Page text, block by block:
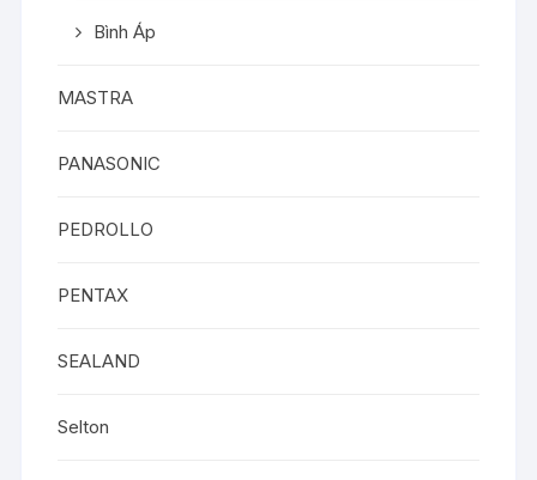
Bình Áp
MASTRA
PANASONIC
PEDROLLO
PENTAX
SEALAND
Selton